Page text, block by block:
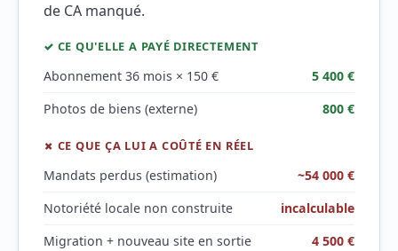
de CA manqué.
✓ CE QU'ELLE A PAYÉ DIRECTEMENT
Abonnement 36 mois × 150 €
5 400 €
Photos de biens (externe)
800 €
✗ CE QUE ÇA LUI A COÛTÉ EN RÉEL
Mandats perdus (estimation)
~54 000 €
Notoriété locale non construite
incalculable
Migration + nouveau site en sortie
4 500 €